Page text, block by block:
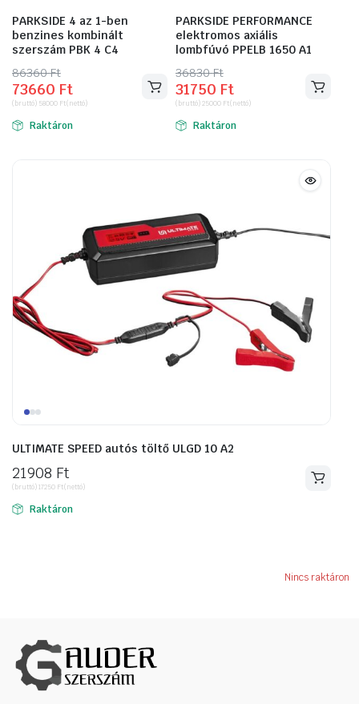
PARKSIDE 4 az 1-ben
benzines kombinált
szerszám PBK 4 C4
86360Ft
Original
price
was:
86360 Ft.
73660 Ft
Current
price
is:
73660 Ft.
(bruttó) 58000 Ft(nettó)
Raktáron
PARKSIDE PERFORMANCE
elektromos axiális
lombfúvó PPELB 1650 A1
36830Ft
Original
price
was:
36830 Ft.
31750 Ft
Current
price
is:
31750 Ft.
(bruttó)25000 Ft(nettó)
Raktáron
ULTIMATE SPEED autós töltő ULGD 10 A2
21908 Ft
(bruttó)17250 Ft(nettó)
Raktáron
Nincs raktáron